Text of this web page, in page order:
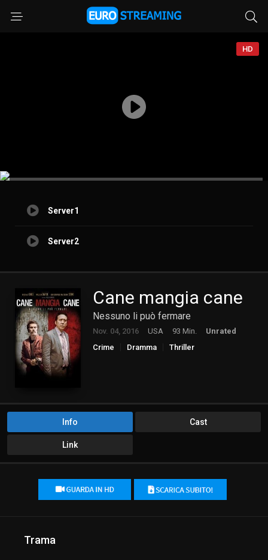
HD
Server1
Server2
Cane mangia cane
Nessuno li può fermare
Nov. 04, 2016 USA 93 Min.
Unrated
Crime
Dramma Thriller
Info Cast
Link
Trama